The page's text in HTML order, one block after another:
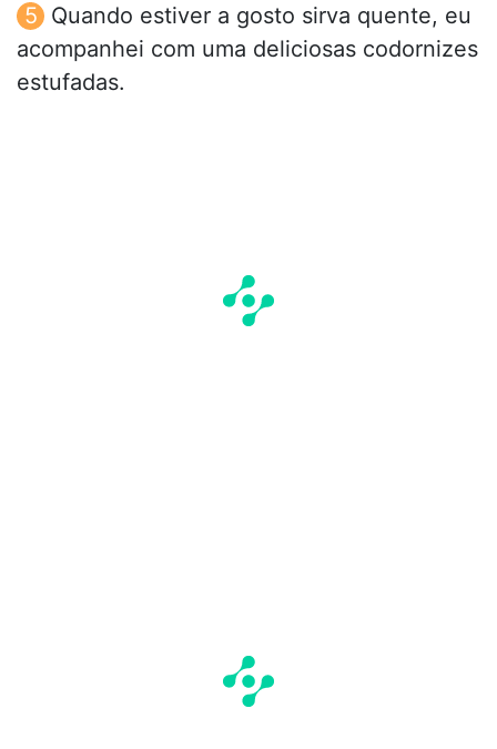
Quando estiver a gosto sirva quente, eu
acompanhei com uma deliciosas codornizes
estufadas.